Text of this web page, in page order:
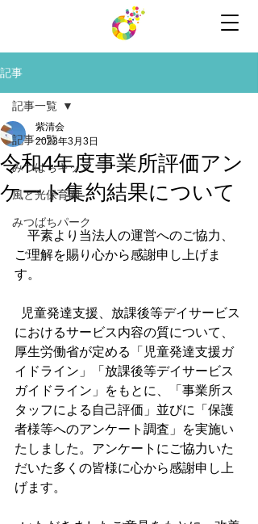
記事
記事一覧
みつばちキッズ
風と光保育園
みつばちパーク
記事一覧
令和4年度事業所評価アン
ケート集約結果について
紫清会
2023年3月3日
平素より当法人の運営へのご協力、
ご理解を賜り心から感謝申し上げま
す。
におけるサービス内容の質について、
厚生労働省が定める「児童発達支援ガ
イドライン」「放課後等デイサービス
ガイドライン」をもとに、「事業所ス
タッフによる自己評価」並びに「保護
者様等へのアンケート調査」を実施い
たしました。アンケートにご協力いた
だいた多くの皆様に心から感謝申し上
げます。